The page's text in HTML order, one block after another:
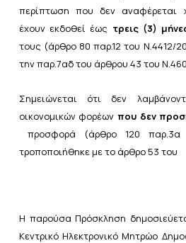
περίπτωση που δεν αναφέρεται
έχουν εκδοθεί έως τρεις (3)
τους (άρθρο 80 παρ.12 του Ν.4412/
τηνπαρ.7αδ του άρθρου 43 του
Σημειώνεται ότι δεν
οικονομικών φορέων που δεν
προσφορά (άρθρο 120 παρ.3α
τροποποιήθηκε με το άρθρο53 του
Η παρούσα Πρόσκληση
Κεντρικό Ηλεκτρονικό Μητρώο